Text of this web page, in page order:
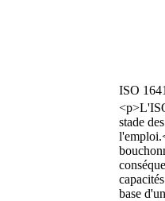
ISO
stade
base